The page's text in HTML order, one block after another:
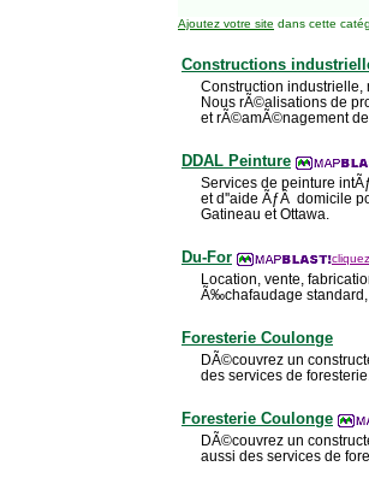
Ajoutez votre site dans cette
Constructions
Construction industrielle,
Nous rÃ©alisations de
et rÃ©amÃ©nagement
DDAL Peinture
Services de peinture
et d''aide ÃƒÂ domicile
Gatineau et Ottawa.
Du-For
Location, vente,
Ã‰chafaudage standard,
Foresterie Coulonge
DÃ©couvrez un
des services de foresterie.
Foresterie Coulonge
DÃ©couvrez un
aussi des services de